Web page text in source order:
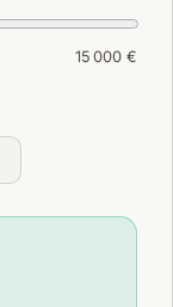
15 000 €